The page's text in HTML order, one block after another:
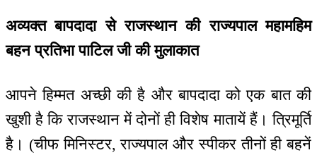
अव्यक्त बापदादा से राजस्थान की राज्यपाल महामहिम
बहन प्रतिभा पाटिल जी की मुलाकात
आपने हिम्मत अच्छी की है और बापदादा को एक बात की
खुशी है कि राजस्थान में दोनों ही विशेष मातायें हैं। त्रिमूर्ति
है। (चीफ मिनिस्टर, राज्यपाल और स्पीकर तीनों ही बहनें